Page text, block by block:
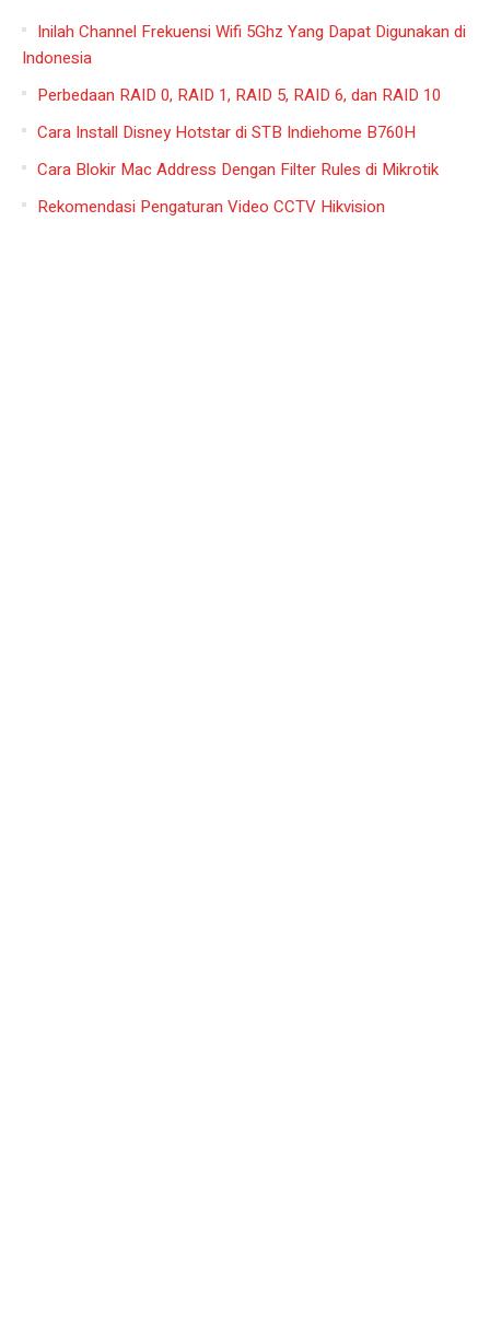
Inilah Channel Frekuensi Wifi 5Ghz Yang Dapat Digunakan di
Indonesia
Perbedaan RAID 0, RAID 1, RAID 5, RAID 6, dan RAID 10
Cara Install Disney Hotstar di STB Indiehome B760H
Cara Blokir Mac Address Dengan Filter Rules di Mikrotik
Rekomendasi Pengaturan Video CCTV Hikvision